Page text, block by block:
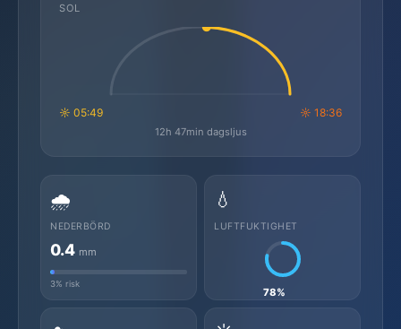
SOL
☼ 05:49 ☼ 18:36
12h 47min dagsljus
🌧️
NEDERBÖRD
0.4 mm
3% risk
💧
LUFTFUKTIGHET
78%